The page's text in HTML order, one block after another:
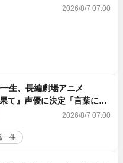
決定
2026/8/7 07:00
生、長編劇場アニメ
て』声優に決定「言葉には
情を思い出しました」
2026/8/7 07:00
一生